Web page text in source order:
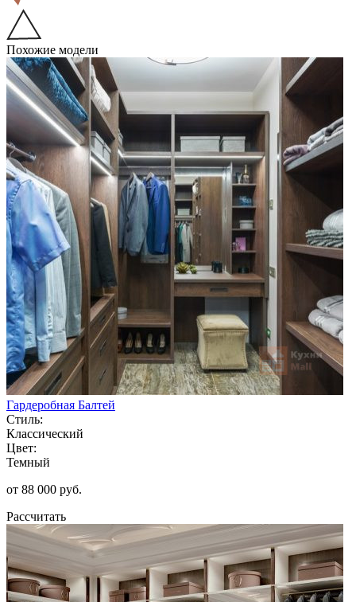
Похожие модели
Гардеробная Балтей
Стиль:
Классический
Цвет:
Темный
от 88 000 руб.
Рассчитать